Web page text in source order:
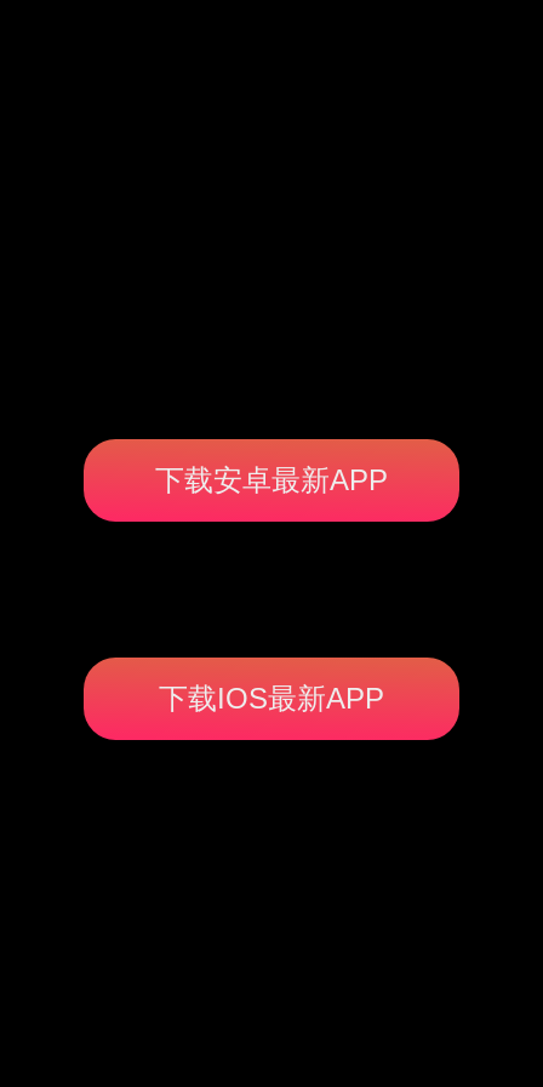
下载安卓最新APP
下载IOS最新APP